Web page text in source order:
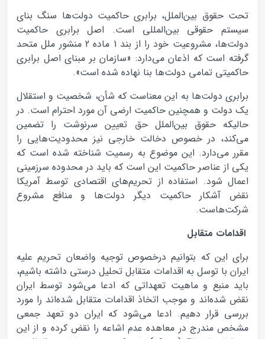
تحت حقوق بین‌الملل، برابری حاکمیت دولت‌ها سنگ بنای
سیستم حقوقی بین‌المللی است. اصل برابری حاکمیت
دولت‌ها، مشروعیت خود را از بند 1 ماده 2 منشور ملل متحد
گرفته است که اذعان می‌دارد: «سازمان بر مبنای اصل برابری
حاکمیتی تمامی دولت‌ها بنا نهاده شده است».
برابری دولت‌ها به این معناست که شأن، شخصیت و استقلال
یک دولت و همچنین حاکمیت ارضی آن مورد احترام است. در
حالیکه حقوق بین‌الملل حق تعیین سرنوشت را تضمین
می‌کند، در خصوص دخالت خارجی نیز محدودیت‌هایی را
مقرر می‌دارد. این موضوع به رسمیت شناخته شده است که
یکی از عناصر حاکمیت این است که باید در محدوده سرزمینی
اعمال شود. استفاده از تحریم‌های اقتصادی توسط آمریکا
نقض آشکار حاکمیت دیگر دولت‌ها و منافع مشروع
شرکت‌هاست.
اقدامات متقابل
برای این که بتوانیم درخصوص توجیه واضعان تحریم علیه
ایران با توسل به اقدامات متقابل تحلیل درستی داشته باشیم،
باید منبع و ماهیت تعهداتی که ادعا می‌شود توسط ایران
نقض شده‌اند و موجب اتخاذ اقدامات متقابل شده‌اند را مورد
بررسی قرار دهیم. ادعا می‌شود که ایران دو تعهد جمعی
مشخص مندرج در معاهده عدم اشاعه را نقض کرده و از این